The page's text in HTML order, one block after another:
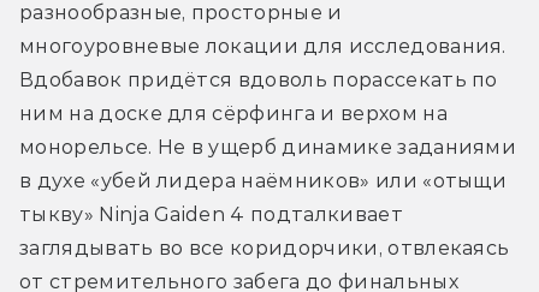
разнообразные, просторные и
многоуровневые локации для исследования.
Вдобавок придётся вдоволь порассекать по
ним на доске для сёрфинга и верхом на
монорельсе. Не в ущерб динамике заданиями
в духе «убей лидера наёмников» или «отыщи
тыкву» Ninja Gaiden 4 подталкивает
заглядывать во все коридорчики, отвлекаясь
от стремительного забега до финальных